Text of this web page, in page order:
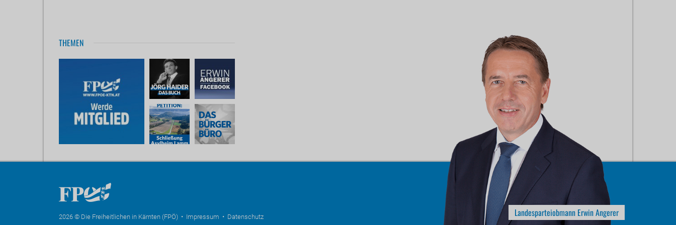
THEMEN
2026 © Die Freiheitlichen in Kärnten (FPÖ) • Impressum • Datenschutz Landesparteiobmann Erwin Angerer